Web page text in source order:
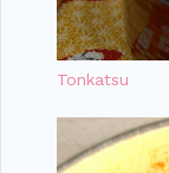
Tonkatsu